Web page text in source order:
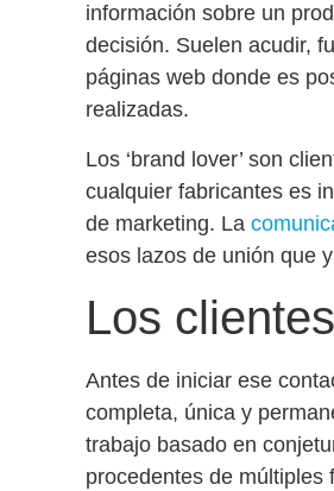
información sobre un
decisión. Suelen acudir,
páginas web donde es
realizadas.
Los ‘brand lover’ son
cualquier fabricantes es
de marketing. La
esos lazos de unión que
Los
Antes de iniciar ese
completa, única y
trabajo basado en
procedentes de múltiples